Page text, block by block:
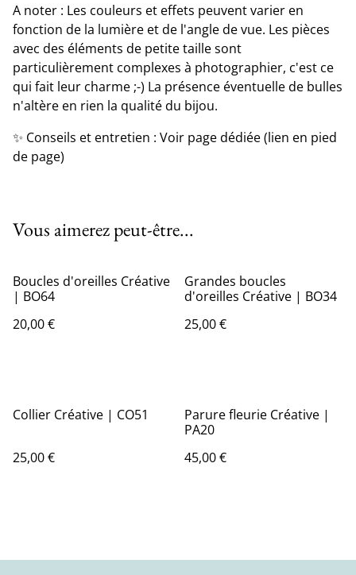
A noter : Les couleurs et effets peuvent varier en
fonction de la lumière et de l'angle de vue. Les pièces
avec des éléments de petite taille sont
particulièrement complexes à photographier, c'est ce
qui fait leur charme ;-) La présence éventuelle de bulles
n'altère en rien la qualité du bijou.
✨ Conseils et entretien : Voir page dédiée (lien en pied
de page)
Vous aimerez peut-être...
Boucles d'oreilles Créative
| BO64
20,00 €
Grandes boucles
d'oreilles Créative | BO34
25,00 €
Collier Créative | CO51
25,00 €
Parure fleurie Créative |
PA20
45,00 €